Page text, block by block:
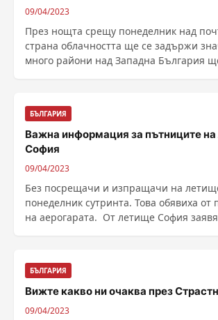
09/04/2023
През нощта срещу понеделник над
страна облачността ще се задържи
много райони над Западна България
БЪЛГАРИЯ
Важна информация за пътниците
София
09/04/2023
Без посрещачи и изпращачи на
понеделник сутринта. Това обявиха от
на аерогарата. От летище София заявяват, че
БЪЛГАРИЯ
Вижте какво ни очаква през
09/04/2023